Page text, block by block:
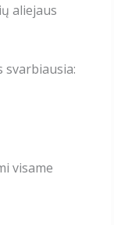
aliejaus
svarbiausia:
visame